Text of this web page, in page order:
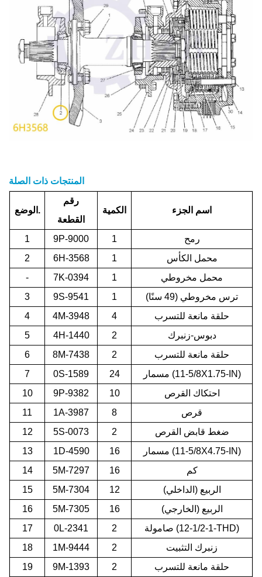
المنتجات ذات الصلة
الوضع.
رقم
القطعة
الكمية اسم الجزء
1 9P-9000 1
رمح
2
6H-3568 1
محمل الكأس
-
7K-0394 1
محمل مخروطي
3
9S-9541 1
ترس مخروطي (49 سنًا)
4
4M-3948 4
حلقة مانعة للتسرب
5
4H-1440 2
دبوس-زنبرك
6
8M-7438 2
حلقة مانعة للتسرب
7
0S-1589 24
مسمار (5/8-11X1.75-IN)
10
9P-9382 10
احتكاك القرص
11
1A-3987 8
قرص
12
5S-0073 2
ضغط قابض القرص
13
1D-4590 16
مسمار (5/8-11X4.75-IN)
14
5M-7297 16
كم
15
5M-7304 12
الربيع (الداخلي)
16
5M-7305 16
الربيع (الخارجي)
17
0L-2341 2
صامولة (1-1/2-12-THD)
18
1M-9444 2
زنبرك التثبيت
19
9M-1393 2 حلقة مانعة للتسرب